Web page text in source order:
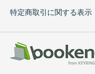
特定商取引に関する表示